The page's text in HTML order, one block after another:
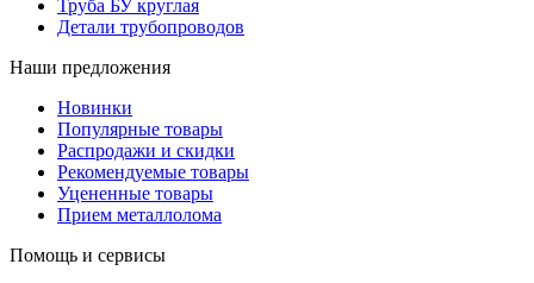
Труба БУ круглая
Детали трубопроводов
Наши предложения
Новинки
Популярные товары
Распродажи и скидки
Рекомендуемые товары
Уцененные товары
Прием металлолома
Помощь и сервисы